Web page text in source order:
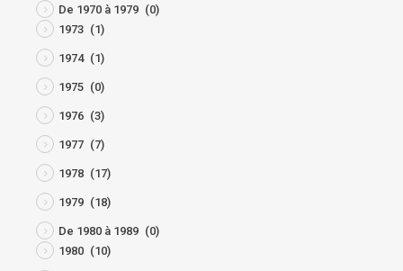
De 1970 à 1979 (0)
1973 (1)
1974 (1)
1975 (0)
1976 (3)
1977 (7)
1978 (17)
1979 (18)
De 1980 à 1989 (0)
1980 (10)